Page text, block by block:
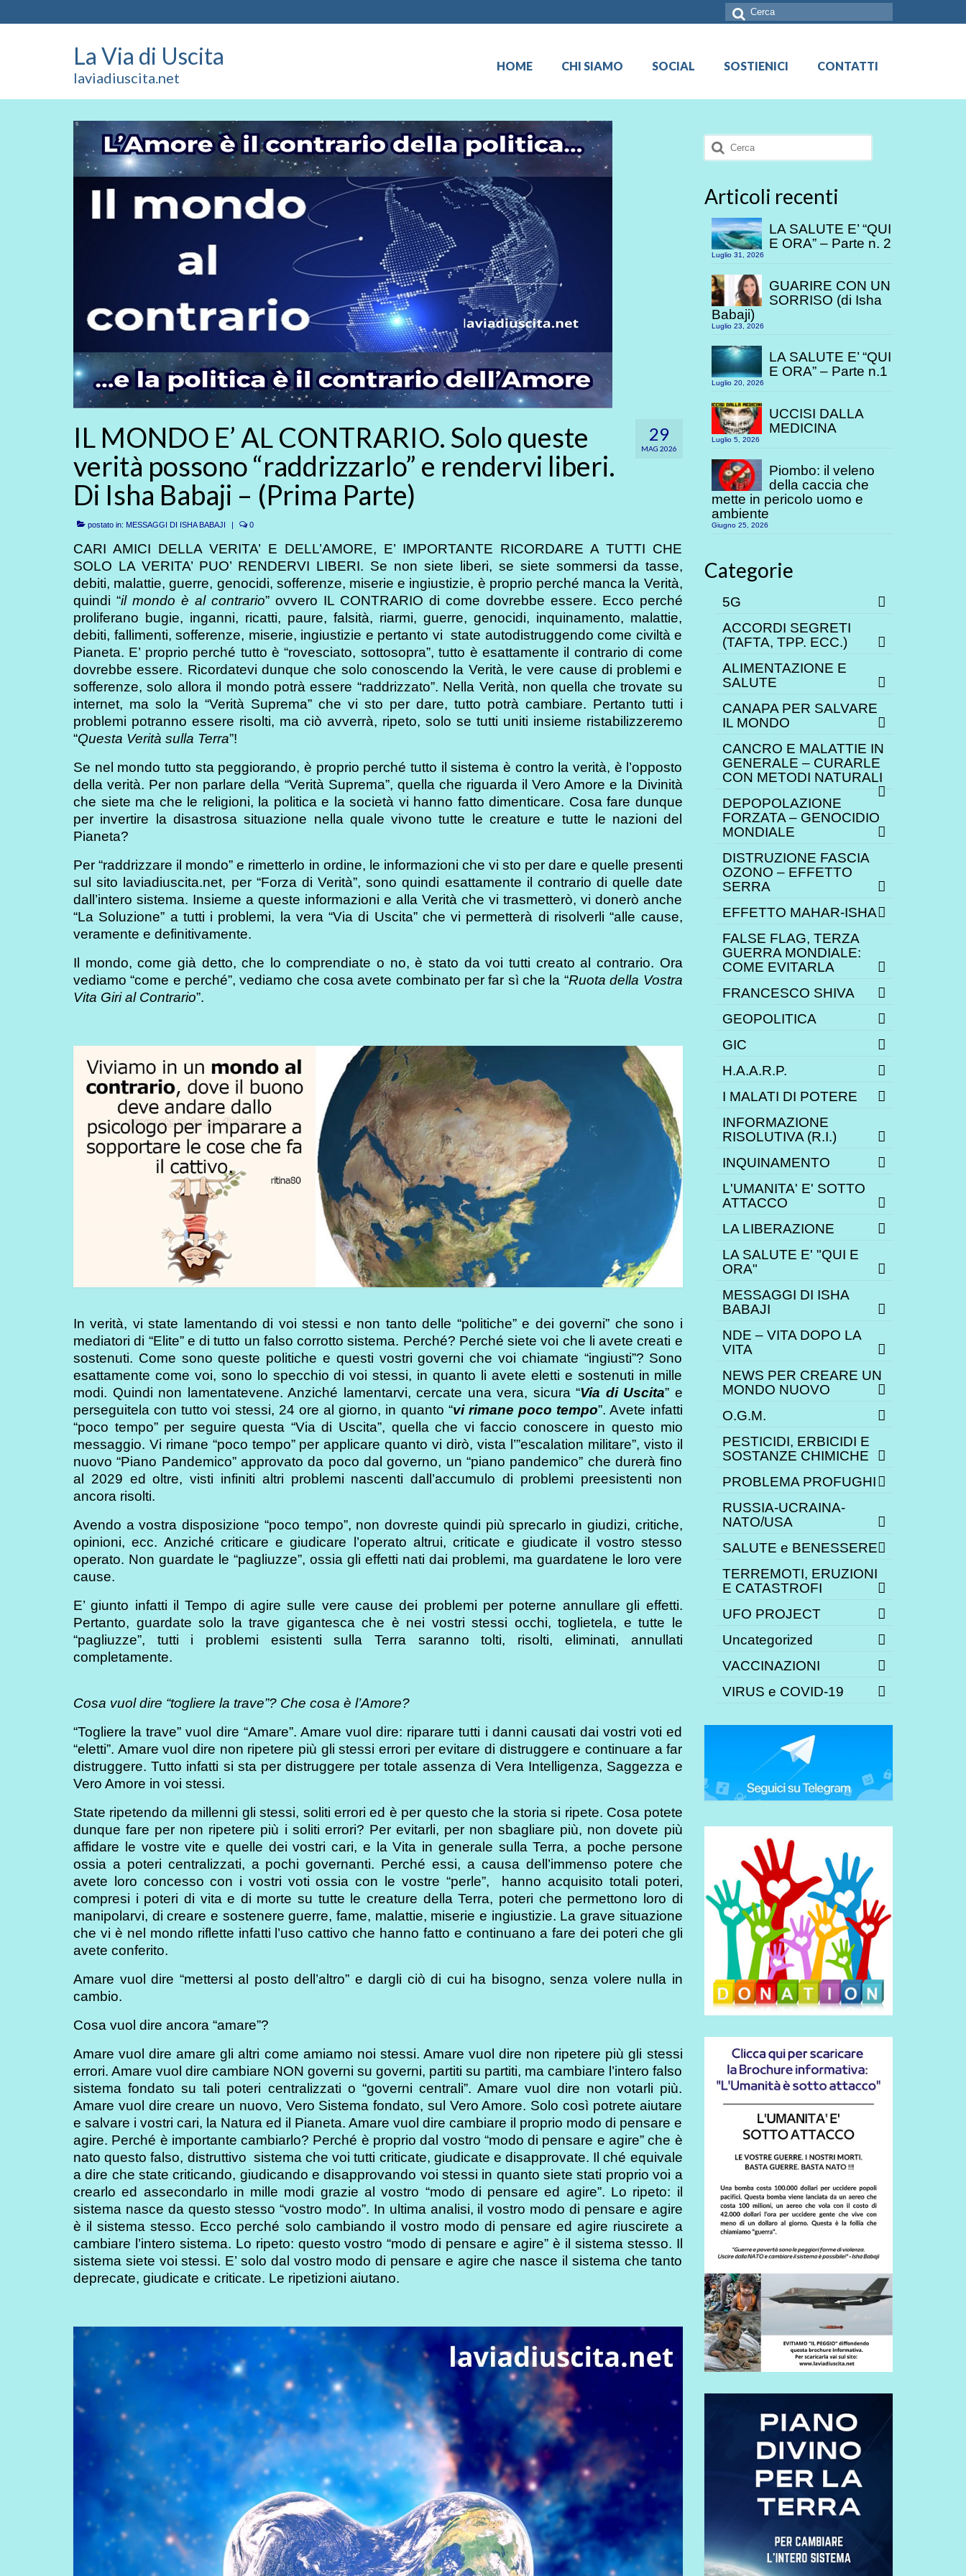
Cerca:
La Via di Uscita
laviadiuscita.net
HOME CHI SIAMO SOCIAL SOSTIENICI CONTATTI
29
MAG 2026
IL MONDO E’ AL CONTRARIO. Solo queste
verità possono “raddrizzarlo” e rendervi liberi.
Di Isha Babaji – (Prima Parte)
postato in: MESSAGGI DI ISHA BABAJI | 0
CARI AMICI DELLA VERITA’ E DELL’AMORE, E’ IMPORTANTE RICORDARE A TUTTI CHE
SOLO LA VERITA’ PUO’ RENDERVI LIBERI. Se non siete liberi, se siete sommersi da tasse,
debiti, malattie, guerre, genocidi, sofferenze, miserie e ingiustizie, è proprio perché manca la Verità,
quindi “il mondo è al contrario” ovvero IL CONTRARIO di come dovrebbe essere. Ecco perché
proliferano bugie, inganni, ricatti, paure, falsità, riarmi, guerre, genocidi, inquinamento, malattie,
debiti, fallimenti, sofferenze, miserie, ingiustizie e pertanto vi state autodistruggendo come civiltà e
Pianeta. E’ proprio perché tutto è “rovesciato, sottosopra”, tutto è esattamente il contrario di come
dovrebbe essere. Ricordatevi dunque che solo conoscendo la Verità, le vere cause di problemi e
sofferenze, solo allora il mondo potrà essere “raddrizzato”. Nella Verità, non quella che trovate su
internet, ma solo la “Verità Suprema” che vi sto per dare, tutto potrà cambiare. Pertanto tutti i
problemi potranno essere risolti, ma ciò avverrà, ripeto, solo se tutti uniti insieme ristabilizzeremo
“Questa Verità sulla Terra”!
Se nel mondo tutto sta peggiorando, è proprio perché tutto il sistema è contro la verità, è l’opposto
della verità. Per non parlare della “Verità Suprema”, quella che riguarda il Vero Amore e la Divinità
che siete ma che le religioni, la politica e la società vi hanno fatto dimenticare. Cosa fare dunque
per invertire la disastrosa situazione nella quale vivono tutte le creature e tutte le nazioni del
Pianeta?
Per “raddrizzare il mondo” e rimetterlo in ordine, le informazioni che vi sto per dare e quelle presenti
sul sito laviadiuscita.net, per “Forza di Verità”, sono quindi esattamente il contrario di quelle date
dall’intero sistema. Insieme a queste informazioni e alla Verità che vi trasmetterò, vi donerò anche
“La Soluzione” a tutti i problemi, la vera “Via di Uscita” che vi permetterà di risolverli “alle cause,
veramente e definitivamente.
Il mondo, come già detto, che lo comprendiate o no, è stato da voi tutti creato al contrario. Ora
vediamo “come e perché”, vediamo che cosa avete combinato per far sì che la “Ruota della Vostra
Vita Giri al Contrario”.
In verità, vi state lamentando di voi stessi e non tanto delle “politiche” e dei governi” che sono i
mediatori di “Elite” e di tutto un falso corrotto sistema. Perché? Perché siete voi che li avete creati e
sostenuti. Come sono queste politiche e questi vostri governi che voi chiamate “ingiusti”? Sono
esattamente come voi, sono lo specchio di voi stessi, in quanto li avete eletti e sostenuti in mille
modi. Quindi non lamentatevene. Anziché lamentarvi, cercate una vera, sicura “Via di Uscita” e
perseguitela con tutto voi stessi, 24 ore al giorno, in quanto “vi rimane poco tempo”. Avete infatti
“poco tempo” per seguire questa “Via di Uscita”, quella che vi faccio conoscere in questo mio
messaggio. Vi rimane “poco tempo” per applicare quanto vi dirò, vista l’”escalation militare”, visto il
nuovo “Piano Pandemico” approvato da poco dal governo, un “piano pandemico” che durerà fino
al 2029 ed oltre, visti infiniti altri problemi nascenti dall’accumulo di problemi preesistenti non
ancora risolti.
Avendo a vostra disposizione “poco tempo”, non dovreste quindi più sprecarlo in giudizi, critiche,
opinioni, ecc. Anziché criticare e giudicare l’operato altrui, criticate e giudicate il vostro stesso
operato. Non guardate le “pagliuzze”, ossia gli effetti nati dai problemi, ma guardatene le loro vere
cause.
E’ giunto infatti il Tempo di agire sulle vere cause dei problemi per poterne annullare gli effetti.
Pertanto, guardate solo la trave gigantesca che è nei vostri stessi occhi, toglietela, e tutte le
“pagliuzze”, tutti i problemi esistenti sulla Terra saranno tolti, risolti, eliminati, annullati
completamente.
Cosa vuol dire “togliere la trave”? Che cosa è l’Amore?
“Togliere la trave” vuol dire “Amare”. Amare vuol dire: riparare tutti i danni causati dai vostri voti ed
“eletti”. Amare vuol dire non ripetere più gli stessi errori per evitare di distruggere e continuare a far
distruggere. Tutto infatti si sta per distruggere per totale assenza di Vera Intelligenza, Saggezza e
Vero Amore in voi stessi.
State ripetendo da millenni gli stessi, soliti errori ed è per questo che la storia si ripete. Cosa potete
dunque fare per non ripetere più i soliti errori? Per evitarli, per non sbagliare più, non dovete più
affidare le vostre vite e quelle dei vostri cari, e la Vita in generale sulla Terra, a poche persone
ossia a poteri centralizzati, a pochi governanti. Perché essi, a causa dell’immenso potere che
avete loro concesso con i vostri voti ossia con le vostre “perle”, hanno acquisito totali poteri,
compresi i poteri di vita e di morte su tutte le creature della Terra, poteri che permettono loro di
manipolarvi, di creare e sostenere guerre, fame, malattie, miserie e ingiustizie. La grave situazione
che vi è nel mondo riflette infatti l’uso cattivo che hanno fatto e continuano a fare dei poteri che gli
avete conferito.
Amare vuol dire “mettersi al posto dell’altro” e dargli ciò di cui ha bisogno, senza volere nulla in
cambio.
Cosa vuol dire ancora “amare”?
Amare vuol dire amare gli altri come amiamo noi stessi. Amare vuol dire non ripetere più gli stessi
errori. Amare vuol dire cambiare NON governi su governi, partiti su partiti, ma cambiare l’intero falso
sistema fondato su tali poteri centralizzati o “governi centrali”. Amare vuol dire non votarli più.
Amare vuol dire creare un nuovo, Vero Sistema fondato, sul Vero Amore. Solo così potrete aiutare
e salvare i vostri cari, la Natura ed il Pianeta. Amare vuol dire cambiare il proprio modo di pensare e
agire. Perché è importante cambiarlo? Perché è proprio dal vostro “modo di pensare e agire” che è
nato questo falso, distruttivo sistema che voi tutti criticate, giudicate e disapprovate. Il ché equivale
a dire che state criticando, giudicando e disapprovando voi stessi in quanto siete stati proprio voi a
crearlo ed assecondarlo in mille modi grazie al vostro “modo di pensare ed agire”. Lo ripeto: il
sistema nasce da questo stesso “vostro modo”. In ultima analisi, il vostro modo di pensare e agire
è il sistema stesso. Ecco perché solo cambiando il vostro modo di pensare ed agire riuscirete a
cambiare l’intero sistema. Lo ripeto: questo vostro “modo di pensare e agire” è il sistema stesso. Il
sistema siete voi stessi. E’ solo dal vostro modo di pensare e agire che nasce il sistema che tanto
deprecate, giudicate e criticate. Le ripetizioni aiutano.
Cerca:
Articoli recenti
LA SALUTE E’ “QUI
E ORA” – Parte n. 2
Luglio 31, 2026
GUARIRE CON UN
SORRISO (di Isha
Babaji)
Luglio 23, 2026
LA SALUTE E’ “QUI
E ORA” – Parte n.1
Luglio 20, 2026
UCCISI DALLA
MEDICINA
Luglio 5, 2026
Piombo: il veleno
della caccia che
mette in pericolo uomo e
ambiente
Giugno 25, 2026
Categorie
5G
ACCORDI SEGRETI
(TAFTA, TPP. ECC.)
ALIMENTAZIONE E
SALUTE
CANAPA PER SALVARE
IL MONDO
CANCRO E MALATTIE IN
GENERALE – CURARLE
CON METODI NATURALI
DEPOPOLAZIONE
FORZATA – GENOCIDIO
MONDIALE
DISTRUZIONE FASCIA
OZONO – EFFETTO
SERRA
EFFETTO MAHAR-ISHA
FALSE FLAG, TERZA
GUERRA MONDIALE:
COME EVITARLA
FRANCESCO SHIVA
GEOPOLITICA
GIC
H.A.A.R.P.
I MALATI DI POTERE
INFORMAZIONE
RISOLUTIVA (R.I.)
INQUINAMENTO
L'UMANITA' E' SOTTO
ATTACCO
LA LIBERAZIONE
LA SALUTE E' "QUI E
ORA"
MESSAGGI DI ISHA
BABAJI
NDE – VITA DOPO LA
VITA
NEWS PER CREARE UN
MONDO NUOVO
O.G.M.
PESTICIDI, ERBICIDI E
SOSTANZE CHIMICHE
PROBLEMA PROFUGHI
RUSSIA-UCRAINA-
NATO/USA
SALUTE e BENESSERE
TERREMOTI, ERUZIONI
E CATASTROFI
UFO PROJECT
Uncategorized
VACCINAZIONI
VIRUS e COVID-19